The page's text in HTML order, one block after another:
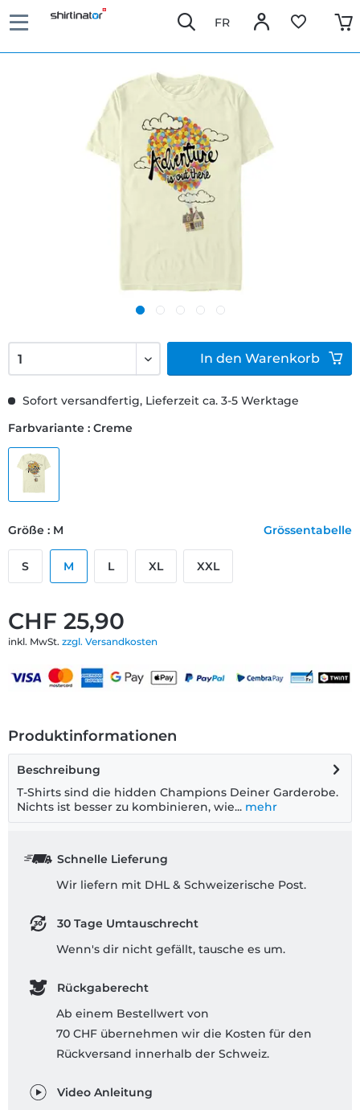
FR
CHF 25,90
inkl. MwSt. zzgl. Versandkosten
Sofort versandfertig, Lieferzeit ca. 3-5 Werktage
Farbvariante : Creme
Größe : M Grössentabelle
S M L XL XXL
In den Warenkorb
Produktinformationen
Beschreibung
T-Shirts sind die hidden Champions Deiner Garderobe.
Nichts ist besser zu kombinieren, wie... mehr
Schnelle Lieferung
Wir liefern mit DHL & Schweizerische Post.
30 Tage Umtauschrecht
Wenn's dir nicht gefällt, tausche es um.
Rückgaberecht
Ab einem Bestellwert von
70 CHF übernehmen wir die Kosten für den
Rückversand innerhalb der Schweiz.
Video Anleitung